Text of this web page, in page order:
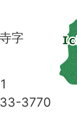
字
3770